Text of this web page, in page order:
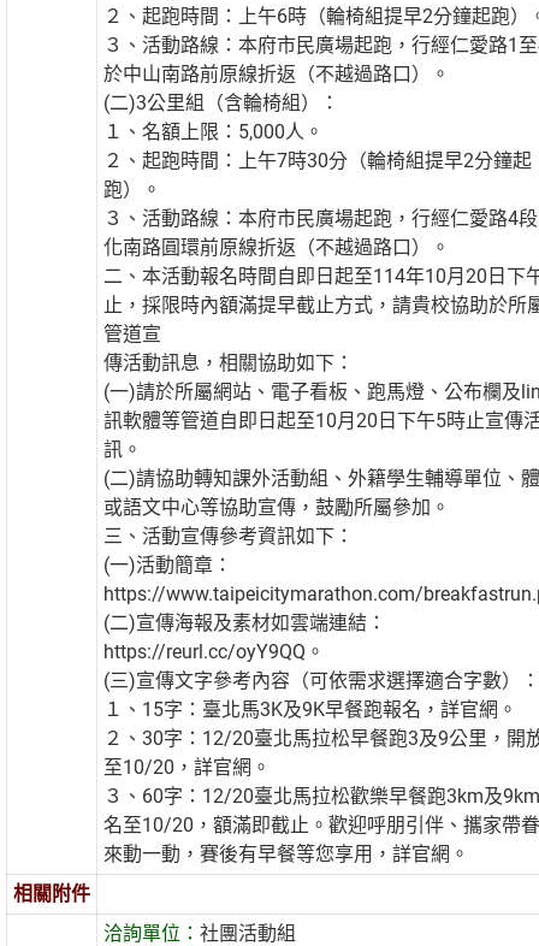
２、起跑時間：上午6時（輪椅組提早2分鐘起跑）
３、活動路線：本府市民廣場起跑，行經仁愛路1
於中山南路前原線折返（不越過路口）。
(二)3公里組（含輪椅組）：
１、名額上限：5,000人。
２、起跑時間：上午7時30分（輪椅組提早2分鐘起
跑）。
３、活動路線：本府市民廣場起跑，行經仁愛路4
化南路圓環前原線折返（不越過路口）。
二、本活動報名時間自即日起至114年10月20日下
止，採限時內額滿提早截止方式，請貴校協助於所
管道宣
傳活動訊息，相關協助如下：
(一)請於所屬網站、電子看板、跑馬燈、公布欄及
訊軟體等管道自即日起至10月20日下午5時止宣傳
訊。
(二)請協助轉知課外活動組、外籍學生輔導單位、
或語文中心等協助宣傳，鼓勵所屬參加。
三、活動宣傳參考資訊如下：
(一)活動簡章：
https://www.taipeicitymarathon.com/
(二)宣傳海報及素材如雲端連結：
https://reurl.cc/oyY9QQ。
(三)宣傳文字參考內容（可依需求選擇適合字數）：
１、15字：臺北馬3K及9K早餐跑報名，詳官網。
２、30字：12/20臺北馬拉松早餐跑3及9公里，開
至10/20，詳官網。
３、60字：12/20臺北馬拉松歡樂早餐跑3km及
名至10/20，額滿即截止。歡迎呼朋引伴、攜家帶
來動一動，賽後有早餐等您享用，詳官網。
相關附件
洽詢單位： 社團活動組